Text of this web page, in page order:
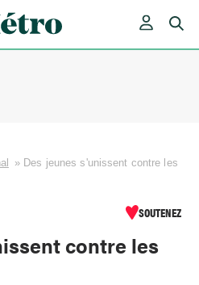
» Des jeunes s'unissent contre les
SOUTENEZ
contre les